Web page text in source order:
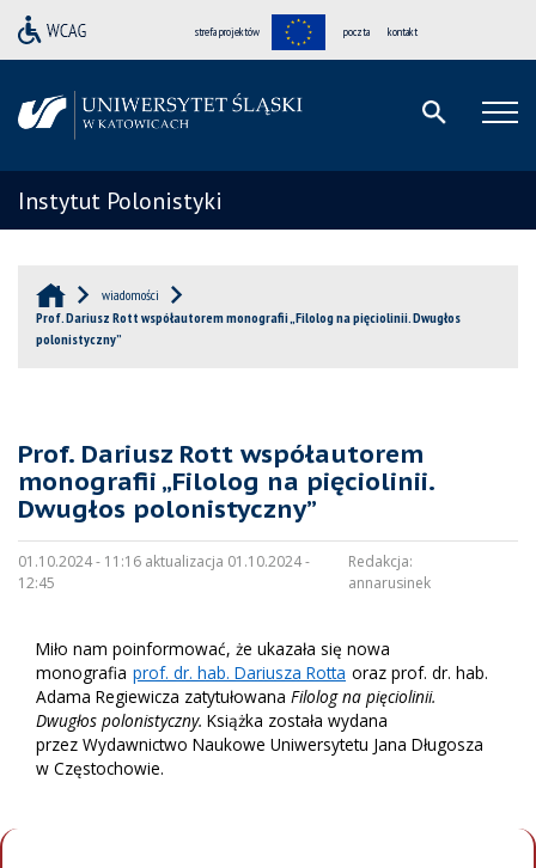
strefa projektów poczta kontakt
Instytut Polonistyki
wiadomości
Prof. Dariusz Rott współautorem monografii „Filolog na pięciolinii. Dwugłos
polonistyczny”
Prof. Dariusz Rott współautorem
monografii „Filolog na pięciolinii.
Dwugłos polonistyczny”
01.10.2024 - 11:16 aktualizacja 01.10.2024 -
12:45
Redakcja:
annarusinek
Miło nam poinformować, że ukazała się nowa
monografia prof. dr. hab. Dariusza Rotta oraz prof. dr. hab.
Adama Regiewicza zatytułowana Filolog na pięciolinii.
Dwugłos polonistyczny. Książka została wydana
przez Wydawnictwo Naukowe Uniwersytetu Jana Długosza
w Częstochowie.